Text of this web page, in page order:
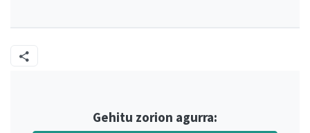
Gehitu zorion agurra: